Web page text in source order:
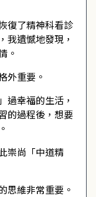
了精神科看診
我遺憾地發現，
。
重要。
幸福的生活，
的過程後，想要
崇尚「中道精
維非常重要。